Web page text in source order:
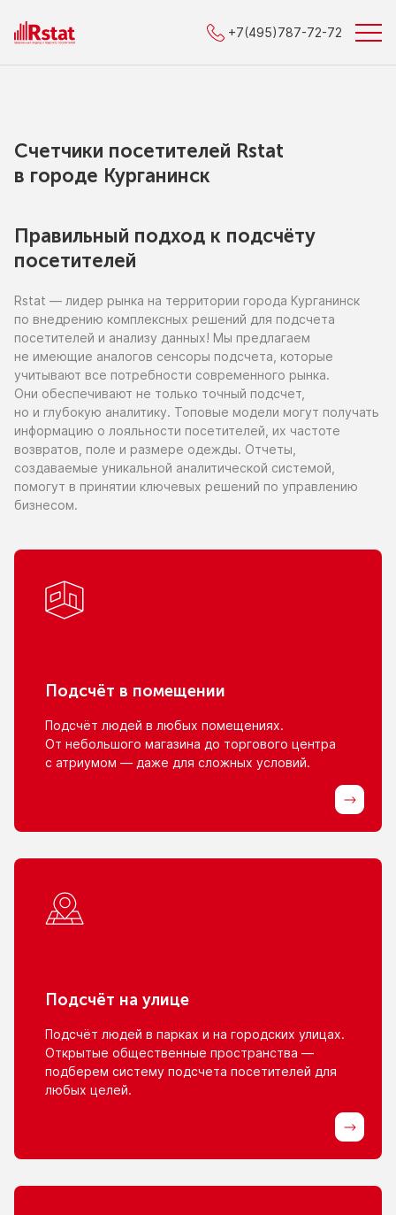
+7(495)787-72-72
Счетчики посетителей Rstat
в городe Курганинск
Правильный подход к подсчёту
посетителей
Rstat — лидер рынка на территории города Курганинск
по внедрению комплексных решений для подсчета
посетителей и анализу данных! Мы предлагаем
не имеющие аналогов сенсоры подсчета, которые
учитывают все потребности современного рынка.
Они обеспечивают не только точный подсчет,
но и глубокую аналитику. Топовые модели могут получать
информацию о лояльности посетителей, их частоте
возвратов, поле и размере одежды. Отчеты,
создаваемые уникальной аналитической системой,
помогут в принятии ключевых решений по управлению
бизнесом.
Подсчёт в помещении
Подсчёт людей в любых помещениях.
От небольшого магазина до торгового центра
с атриумом — даже для сложных условий.
Подсчёт на улице
Подсчёт людей в парках и на городских улицах.
Открытые общественные пространства —
подберем систему подсчета посетителей для
любых целей.